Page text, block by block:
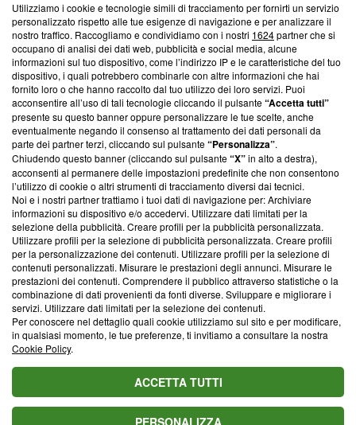
Questa sezione offre informazioni trasparenti su Blasting
News, sui nostri processi editoriali e su come ci impegniamo a
creare news di qualità. Inoltre, afferma la nostra aderenza a
‘Trust Project - News with Integrity’Blasting News non è
ancora membro del programma, ma ha richiesto di farne
parte; Trust Project non ha ancora effettuato una verifica di
conformità agli standard.
Su di noi
Team editoriale
Corporate
Redazione
Informativa Privacy
Cookie Policy
Blasting SA, IDI CHE-247.845.224, Via Carlo Frasca, 3 - 6900
Lugano (Svizzera) Tel:+39 0690258937
© 2026 Blasting News
Utilizziamo i cookie e tecnologie simili di tracciamento per fornirti un servizio
personalizzato rispetto alle tue esigenze di navigazione e per analizzare il
nostro traffico. Raccogliamo e condividiamo con i nostri 1624partner che si
occupano di analisi dei dati web, pubblicità e social media, alcune
informazioni sul tuo dispositivo, come l’indirizzo IP e le caratteristiche del tuo
dispositivo, i quali potrebbero combinarle con altre informazioni che hai
fornito loro o che hanno raccolto dal tuo utilizzo dei loro servizi. Puoi
acconsentire all’uso di tali tecnologie cliccando il pulsante“Accetta tutti”
presente su questo banner oppure personalizzare le tue scelte, anche
eventualmente negando il consenso al trattamento dei dati personali da
parte dei partner terzi, cliccando sul pulsante“Personalizza”.
Chiudendo questo banner (cliccando sul pulsante“X”in alto a destra),
acconsenti al permanere delle impostazioni predefinite che non consentono
l’utilizzo di cookie o altri strumenti di tracciamento diversi dai tecnici.
Noi e i nostri partner trattiamo i tuoi dati di navigazione per: Archiviare
informazioni su dispositivo e/o accedervi. Utilizzare dati limitati per la
selezione della pubblicità. Creare profili per la pubblicità personalizzata.
Utilizzare profili per la selezione di pubblicità personalizzata. Creare profili
per la personalizzazione dei contenuti. Utilizzare profili per la selezione di
contenuti personalizzati. Misurare le prestazioni degli annunci. Misurare le
prestazioni dei contenuti. Comprendere il pubblico attraverso statistiche o la
combinazione di dati provenienti da fonti diverse. Sviluppare e migliorare i
servizi. Utilizzare dati limitati per la selezione dei contenuti.
Per conoscere nel dettaglio quali cookie utilizziamo sul sito e per modificare,
in qualsiasi momento, le tue preferenze, ti invitiamo a consultare la nostra
Cookie Policy.
ACCETTA TUTTI
PERSONALIZZA